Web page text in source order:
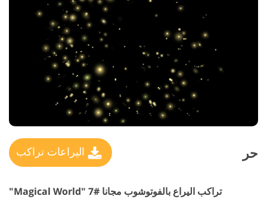
حر اليراعات تراكب
تراكب اليراع بالفوتوشوب مجانا #7 "Magical World"